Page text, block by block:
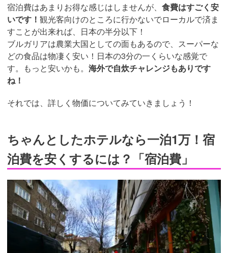
宿泊費はあまりお得な感じはしませんが、 食費はすごく安
いです！ 観光客向けのところに行かないでローカルで済ま
すことが出来れば、日本の半分以下！
ブルガリアは農業大国としての面もあるので、スーパーな
どの食品は物凄く安い！日本の3分の一くらいな感覚で
す。もっと安いかも。 海外で自炊チャレンジもありです
ね！
それでは、詳しく物価についてみていきましょう！
ちゃんとしたホテルなら一泊1万！宿
泊費を安くするには？「宿泊費」